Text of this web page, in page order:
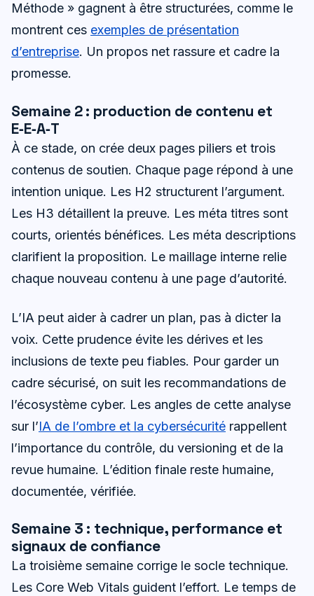
Méthode » gagnent à être structurées, comme le
montrent ces exemples de présentation
d’entreprise. Un propos net rassure et cadre la
promesse.
Semaine 2 : production de contenu et
E‑E‑A‑T
À ce stade, on crée deux pages piliers et trois
contenus de soutien. Chaque page répond à une
intention unique. Les H2 structurent l’argument.
Les H3 détaillent la preuve. Les méta titres sont
courts, orientés bénéfices. Les méta descriptions
clarifient la proposition. Le maillage interne relie
chaque nouveau contenu à une page d’autorité.
L’IA peut aider à cadrer un plan, pas à dicter la
voix. Cette prudence évite les dérives et les
inclusions de texte peu fiables. Pour garder un
cadre sécurisé, on suit les recommandations de
l’écosystème cyber. Les angles de cette analyse
sur l’IA de l’ombre et la cybersécurité rappellent
l’importance du contrôle, du versioning et de la
revue humaine. L’édition finale reste humaine,
documentée, vérifiée.
Semaine 3 : technique, performance et
signaux de confiance
La troisième semaine corrige le socle technique.
Les Core Web Vitals guident l’effort. Le temps de